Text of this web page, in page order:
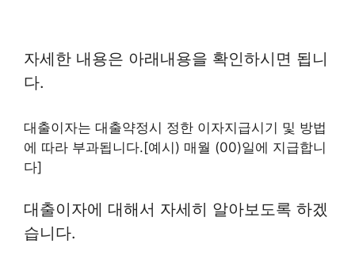
자세한 내용은 아래내용을 확인하시면 됩니
다.
대출이자는 대출약정시 정한 이자지급시기 및 방법
에 따라 부과됩니다.[예시) 매월 (00)일에 지급합니
다]
대출이자에 대해서 자세히 알아보도록 하겠
습니다.